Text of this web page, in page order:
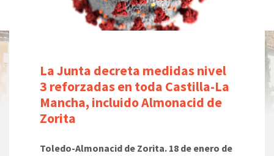
La Junta decreta medidas nivel
3 reforzadas en toda Castilla-La
Mancha, incluido Almonacid de
Zorita
Toledo-Almonacid de Zorita. 18 de enero de